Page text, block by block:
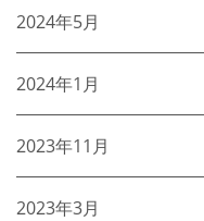
2024年5月
2024年1月
2023年11月
2023年3月